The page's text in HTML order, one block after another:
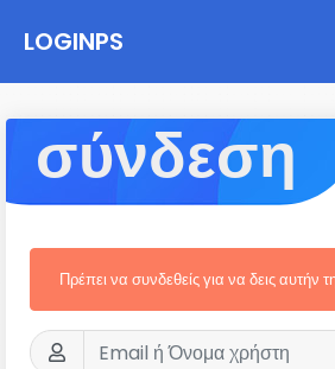
LOGINPS
σύνδεση
Πρέπει να συνδεθείς για να δεις αυτήν